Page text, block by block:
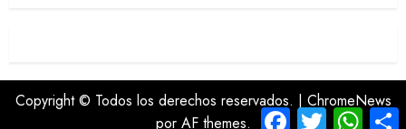
Copyright © Todos los derechos reservados. | ChromeNews
por AF themes.
Facebook
Twitter